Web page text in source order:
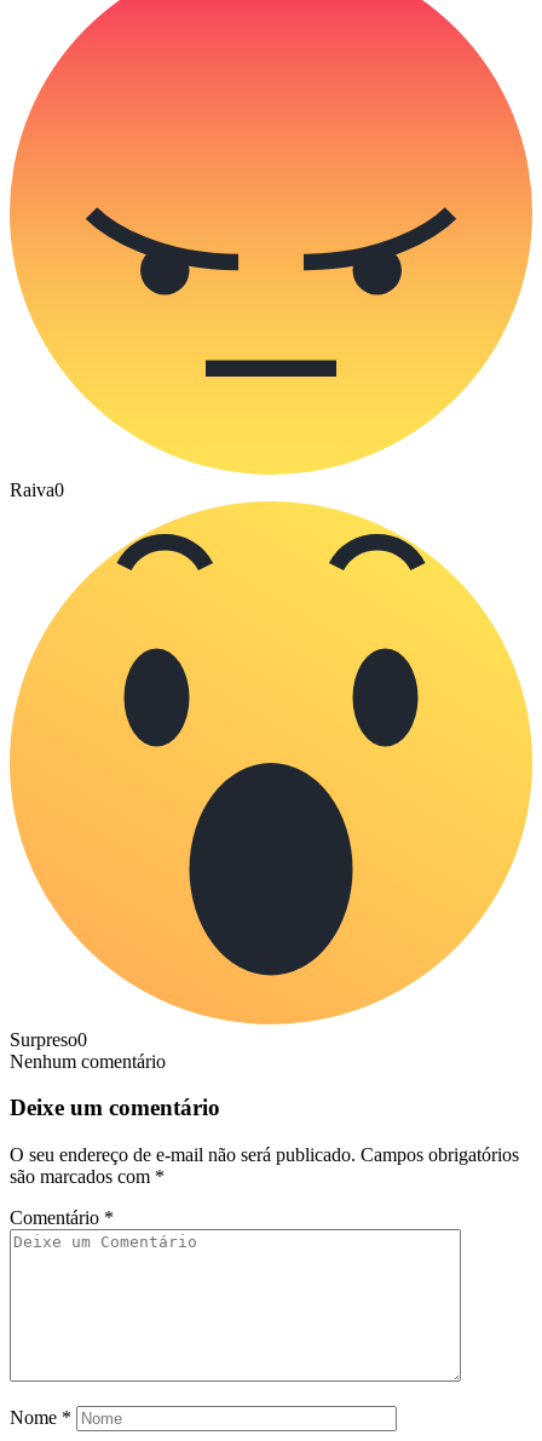
Raiva0
Surpreso0
Nenhum comentário
Deixe um comentário
O seu endereço de e-mail não será publicado. Campos obrigatórios
são marcados com *
Comentário *
Nome *